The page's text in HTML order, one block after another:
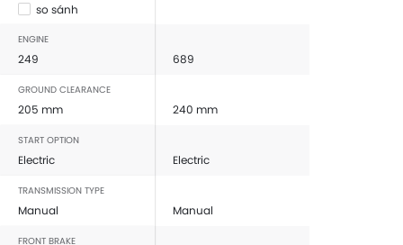
so sánh
ENGINE
249 689
GROUND CLEARANCE
205 mm 240 mm
START OPTION
Electric Electric
TRANSMISSION TYPE
Manual Manual
FRONT BRAKE